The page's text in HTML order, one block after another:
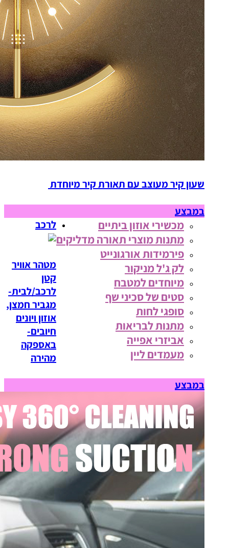
שעון קיר מעוצב עם תאורת קיר מיוחדת
במבצע
מכשירי אוזון ביתיים
מתנות מוצרי תאורה מדליקים
פירמידות אורגונייט
לק ג'ל מניקור
מיוחדים למטבח
סטים של סכיני שף
סופגי לחות
מתנות לבריאות
אביזרי אפייה
מעמדים ליין
לרכב
מטהר אוויר
קטן
לרכב/לבית-
מגביר חמצן,
אוזון ויונים
חיובים-
באספקה
מהירה
במבצע